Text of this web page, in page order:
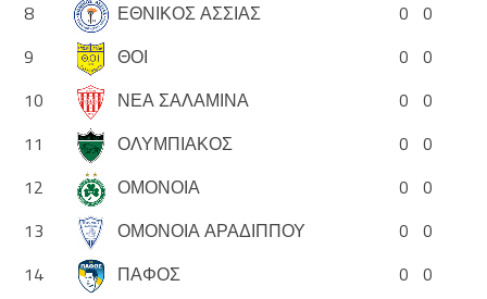
8
ΕΘΝΙΚΟΣ ΑΣΣΙΑΣ 0 0
9
ΘΟΙ 0 0
10
ΝΕΑ ΣΑΛΑΜΙΝΑ 0 0
11
ΟΛΥΜΠΙΑΚΟΣ 0 0
12
ΟΜΟΝΟΙΑ 0 0
13
ΟΜΟΝΟΙΑ ΑΡΑΔΙΠΠΟΥ 0 0
14
ΠΑΦΟΣ 0 0